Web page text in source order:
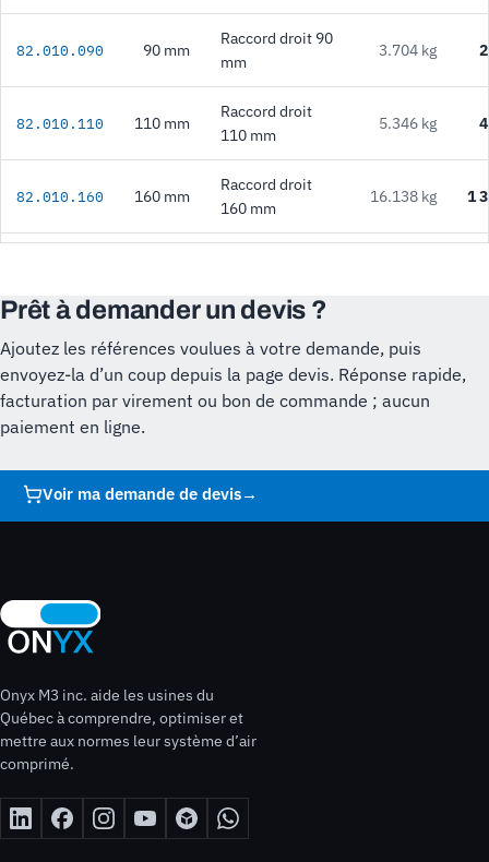
82.010.090 90 mm
Raccord droit 90
mm
3.704 kg
82.010.110 110 mm
Raccord droit
110 mm
5.346 kg
82.010.160 160 mm
Raccord droit
160 mm
16.138 kg 1
Prêt à demander un devis ?
Ajoutez les références voulues à votre demande, puis
envoyez-la d’un coup depuis la page devis. Réponse rapide,
facturation par virement ou bon de commande ; aucun
paiement en ligne.
Voir ma demande de devis→
Onyx M3 inc. aide les usines du
Québec à comprendre, optimiser et
mettre aux normes leur système d’air
comprimé.